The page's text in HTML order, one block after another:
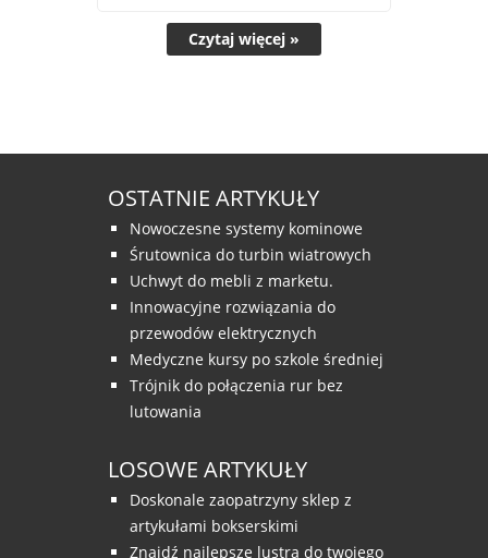
Czytaj więcej »
OSTATNIE ARTYKUŁY
Nowoczesne systemy kominowe
Śrutownica do turbin wiatrowych
Uchwyt do mebli z marketu.
Innowacyjne rozwiązania do
przewodów elektrycznych
Medyczne kursy po szkole średniej
Trójnik do połączenia rur bez
lutowania
LOSOWE ARTYKUŁY
Doskonale zaopatrzyny sklep z
artykułami bokserskimi
Znajdź najlepsze lustra do twojego